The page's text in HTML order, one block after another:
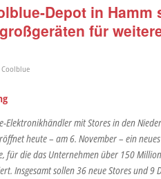
Depot in
für
Coolblue
Elektronikhändler mit Stores in den
heute – am 6. November – ein
für die das Unternehmen über 150
Insgesamt sollen 36 neue Stores und